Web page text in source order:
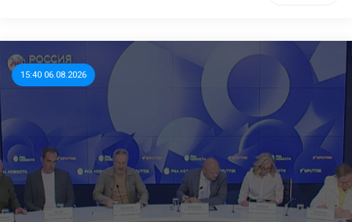
15:40 06.08.2026